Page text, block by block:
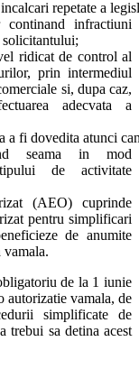
repetate a
infractiuni
solicitantului;
ridicat de control al
prin inter­mediul
si, dupa caz,
adecvata a
a fi dovedita atunci
seama in mod
de activitate
(AEO) cuprinde
pentru simplificari
de anumite
de la 1 iunie
autorizatie vamala, de
simplificate de
trebui sa detina acest